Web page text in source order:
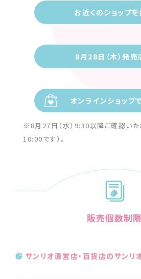
お近くのショップを
8月28日（木）発売
オンラインショップ
※8月27日（水）9:30以降ご確認いた
10:00です）。
販売個数制限
サンリオ直営店・百貨店のサンリ